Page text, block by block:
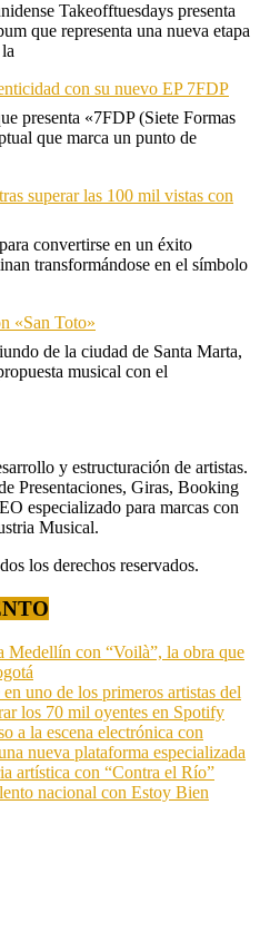
Takeofftuesdays presenta
que representa una nueva etapa
con su nuevo EP 7FDP
presenta «7FDP (Siete Formas
que marca un punto de
superar las 100 mil vistas con
convertirse en un éxito
transformándose en el símbolo
«San Toto»
de la ciudad de Santa Marta,
musical con el
y estructuración de artistas.
Presentaciones, Giras, Booking
especializado para marcas con
Musical.
los derechos reservados.
con “Voilà”, la obra que
uno de los primeros artistas del
los 70 mil oyentes en Spotify
a la escena electrónica con
nueva plataforma especializada
artística con “Contra el Río”
nacional con Estoy Bien